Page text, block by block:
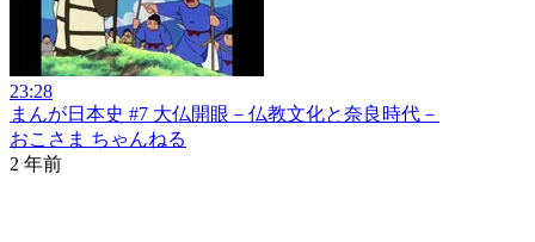
23:28
まんが日本史 #7 大仏開眼－仏教文化と奈良時代－
おこさま ちゃんねる
2 年前